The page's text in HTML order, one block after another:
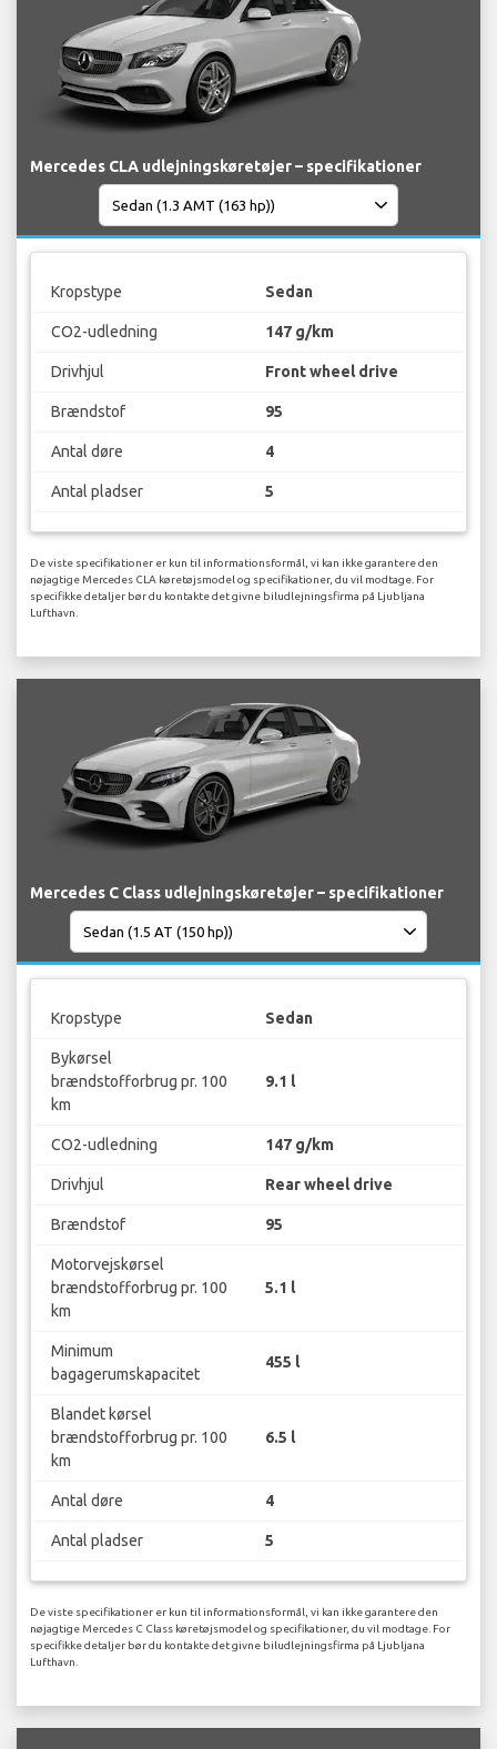
Mercedes CLA udlejningskøretøjer – specifikationer
Kropstype Sedan
CO2-udledning 147 g/km
Drivhjul Front wheel drive
Brændstof 95
Antal døre 4
Antal pladser 5
De viste specifikationer er kun til informationsformål, vi kan ikke garantere den
nøjagtige Mercedes CLA køretøjsmodel og specifikationer, du vil modtage. For
specifikke detaljer bør du kontakte det givne biludlejningsfirma på Ljubljana
Lufthavn.
Mercedes C Class udlejningskøretøjer – specifikationer
Kropstype Sedan
Bykørsel
brændstofforbrug pr. 100
km
9.1 l
CO2-udledning 147 g/km
Drivhjul Rear wheel drive
Brændstof 95
Motorvejskørsel
brændstofforbrug pr. 100
km
5.1 l
Minimum
bagagerumskapacitet
455 l
Blandet kørsel
brændstofforbrug pr. 100
km
6.5 l
Antal døre 4
Antal pladser 5
De viste specifikationer er kun til informationsformål, vi kan ikke garantere den
nøjagtige Mercedes C Class køretøjsmodel og specifikationer, du vil modtage. For
specifikke detaljer bør du kontakte det givne biludlejningsfirma på Ljubljana
Lufthavn.